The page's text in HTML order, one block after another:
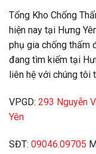
Tổng Kho Chống
hiện nay tại Hưng
phụ gia chống thấm
đang tìm kiếm tại
liên hệ với chúng tôi
VPGD: 293 Nguyễn
Yên
SĐT: 09046.09705